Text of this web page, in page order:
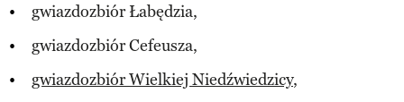
gwiazdozbiór Łabędzia,
gwiazdozbiór Cefeusza,
gwiazdozbiór Wielkiej Niedźwiedzicy,